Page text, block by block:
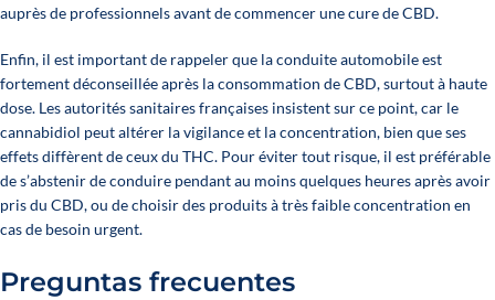
auprès de professionnels avant de commencer une cure de CBD.
Enfin, il est important de rappeler que la conduite automobile est
fortement déconseillée après la consommation de CBD, surtout à haute
dose. Les autorités sanitaires françaises insistent sur ce point, car le
cannabidiol peut altérer la vigilance et la concentration, bien que ses
effets diffèrent de ceux du THC. Pour éviter tout risque, il est préférable
de s’abstenir de conduire pendant au moins quelques heures après avoir
pris du CBD, ou de choisir des produits à très faible concentration en
cas de besoin urgent.
Preguntas frecuentes